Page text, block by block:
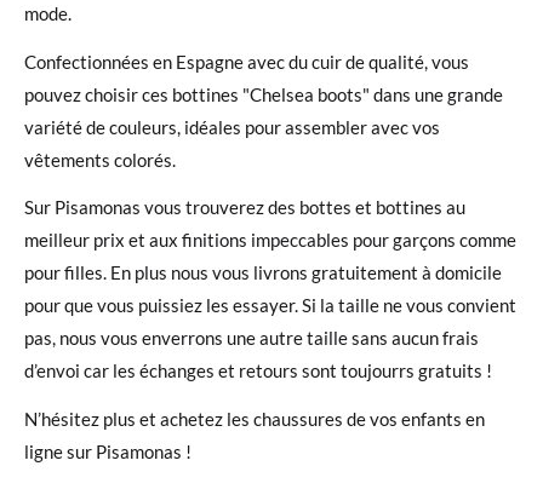
mode.
Confectionnées en Espagne avec du cuir de qualité, vous
pouvez choisir ces bottines "Chelsea boots" dans une grande
variété de couleurs, idéales pour assembler avec vos
vêtements colorés.
Sur Pisamonas vous trouverez des bottes et bottines au
meilleur prix et aux finitions impeccables pour garçons comme
pour filles. En plus nous vous livrons gratuitement à domicile
pour que vous puissiez les essayer. Si la taille ne vous convient
pas, nous vous enverrons une autre taille sans aucun frais
d’envoi car les échanges et retours sont toujourrs gratuits !
N’hésitez plus et achetez les chaussures de vos enfants en
ligne sur Pisamonas !